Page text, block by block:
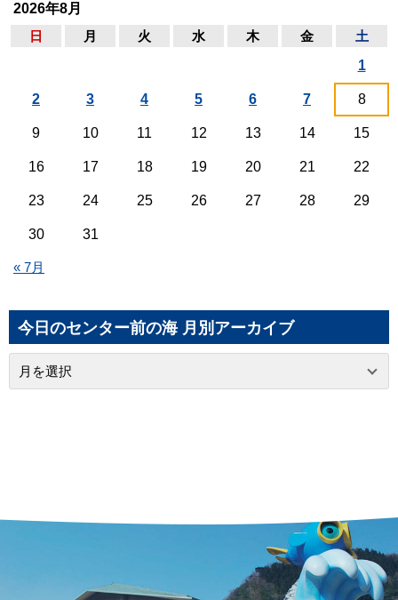
2026年8月
日
月 火 水 木 金 土
« 7月
1
2 3 4 5 6 7 8
9 10 11 12 13 14 15
16 17 18 19 20 21 22
23 24 25 26 27 28 29
30 31
今日のセンター前の海 月別アーカイブ